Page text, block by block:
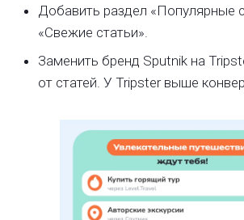
Добавить раздел «Популярные
«Свежие статьи».
Заменить бренд Sputnik на
от статей. У Tripster выше